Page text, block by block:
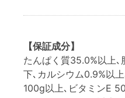
【保証成分】
たんぱく質35.0%以上､
下､カルシウム0.9%以
100g以上､ビタミンE